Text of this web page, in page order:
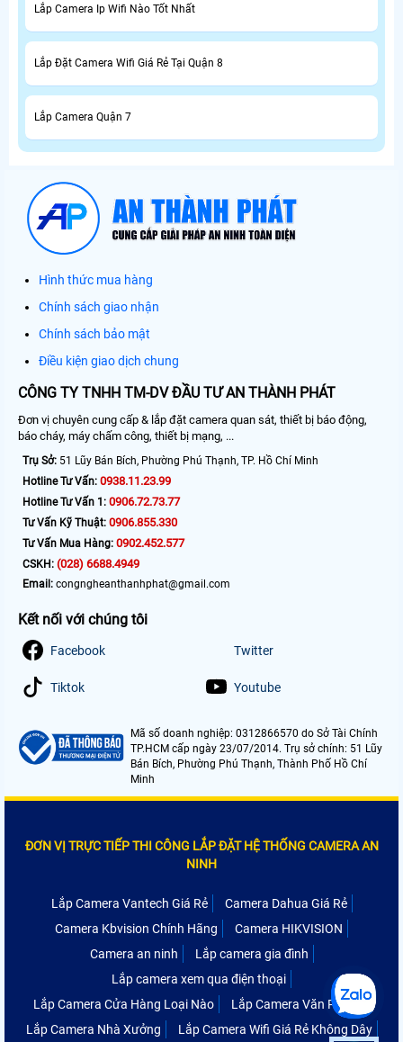
Lắp Camera Ip Wifi Nào Tốt Nhất
Lắp Đặt Camera Wifi Giá Rẻ Tại Quận 8
Lắp Camera Quận 7
Hình thức mua hàng
Chính sách giao nhận
Chính sách bảo mật
Điều kiện giao dịch chung
CÔNG TY TNHH TM-DV ĐẦU TƯ AN THÀNH PHÁT
Đơn vị chuyên cung cấp & lắp đặt camera quan sát, thiết bị báo động,
báo cháy, máy chấm công, thiết bị mạng, ...
Trụ Sở: 51 Lũy Bán Bích, Phường Phú Thạnh, TP. Hồ Chí Minh
Hotline Tư Vấn: 0938.11.23.99
Hotline Tư Vấn 1: 0906.72.73.77
Tư Vấn Kỹ Thuật: 0906.855.330
Tư Vấn Mua Hàng: 0902.452.577
CSKH: (028) 6688.4949
Email: congngheanthanhphat@gmail.com
Kết nối với chúng tôi
Facebook Twitter
Tiktok Youtube
Mã số doanh nghiệp: 0312866570 do Sở Tài Chính
TP.HCM cấp ngày 23/07/2014. Trụ sở chính: 51 Lũy
Bán Bích, Phường Phú Thạnh, Thành Phố Hồ Chí
Minh
ĐƠN VỊ TRỰC TIẾP THI CÔNG LẮP ĐẶT HỆ THỐNG CAMERA AN
NINH
Lắp Camera Vantech Giá Rẻ
Camera Dahua Giá Rẻ
Camera Kbvision Chính Hãng
Camera HIKVISION
Camera an ninh
Lắp camera gia đình
Lắp camera xem qua điện thoại
Lắp Camera Cửa Hàng Loại Nào
Lắp Camera Văn Phòng
Lắp Camera Nhà Xưởng
Lắp Camera Wifi Giá Rẻ Không Dây